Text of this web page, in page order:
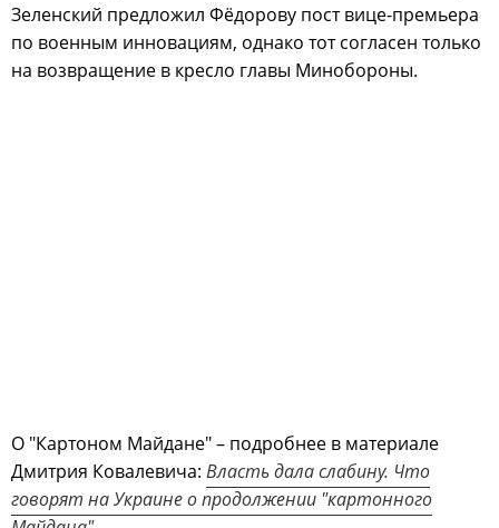
Зеленский предложил Фёдорову пост вице-премьера
по военным инновациям, однако тот согласен только
на возвращение в кресло главы Минобороны.
О "Картоном Майдане" – подробнее в материале
Дмитрия Ковалевича: Власть дала слабину. Что
говорят на Украине о продолжении "картонного